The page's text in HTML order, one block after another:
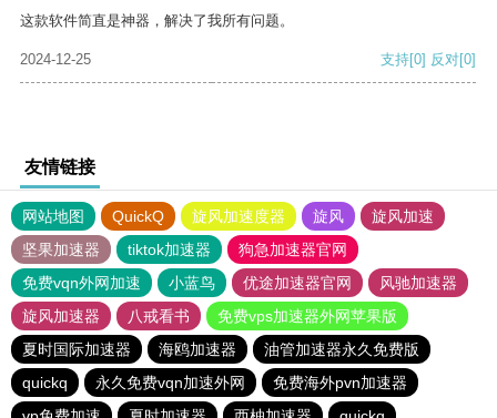
这款软件简直是神器，解决了我所有问题。
2024-12-25 支持[0] 反对[0]
友情链接
网站地图 QuickQ 旋风加速度器 旋风
旋风加速
坚果加速器
tiktok加速器
狗急加速器官网
免费vqn外网加速
小蓝鸟 优途加速器官网
风驰加速器
旋风加速器
八戒看书
免费vps加速器外网苹果版
夏时国际加速器
海鸥加速器
油管加速器永久免费版
quickq
永久免费vqn加速外网
免费海外pvn加速器